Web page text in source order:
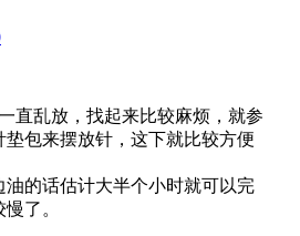
乱放，找起来比较麻烦，就参
包来摆放针，这下就比较方便
的话估计大半个小时就可以完
了。